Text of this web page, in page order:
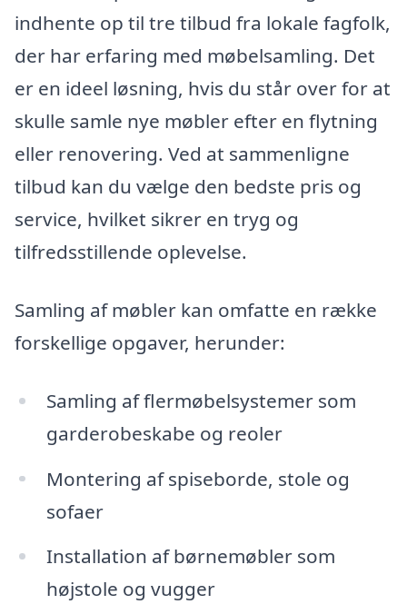
indhente op til tre tilbud fra lokale fagfolk,
der har erfaring med møbelsamling. Det
er en ideel løsning, hvis du står over for at
skulle samle nye møbler efter en flytning
eller renovering. Ved at sammenligne
tilbud kan du vælge den bedste pris og
service, hvilket sikrer en tryg og
tilfredsstillende oplevelse.
Samling af møbler kan omfatte en række
forskellige opgaver, herunder:
Samling af flermøbelsystemer som
garderobeskabe og reoler
Montering af spiseborde, stole og
sofaer
Installation af børnemøbler som
højstole og vugger